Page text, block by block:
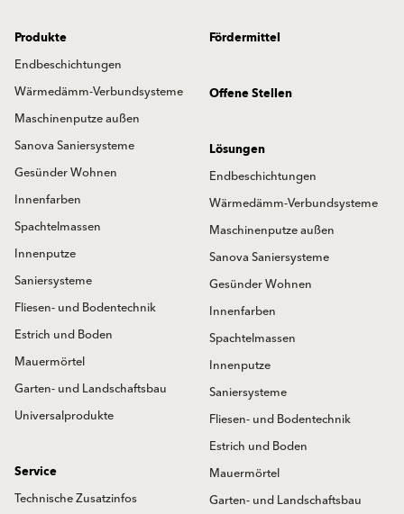
Produkte
Endbeschichtungen
Wärmedämm-Verbundsysteme
Maschinenputze außen
Sanova Saniersysteme
Gesünder Wohnen
Innenfarben
Spachtelmassen
Innenputze
Saniersysteme
Fliesen- und Bodentechnik
Estrich und Boden
Mauermörtel
Garten- und Landschaftsbau
Universalprodukte
Fördermittel
Offene Stellen
Lösungen
Endbeschichtungen
Wärmedämm-Verbundsysteme
Maschinenputze außen
Sanova Saniersysteme
Gesünder Wohnen
Innenfarben
Spachtelmassen
Innenputze
Saniersysteme
Fliesen- und Bodentechnik
Estrich und Boden
Mauermörtel
Garten- und Landschaftsbau
Service
Technische Zusatzinfos